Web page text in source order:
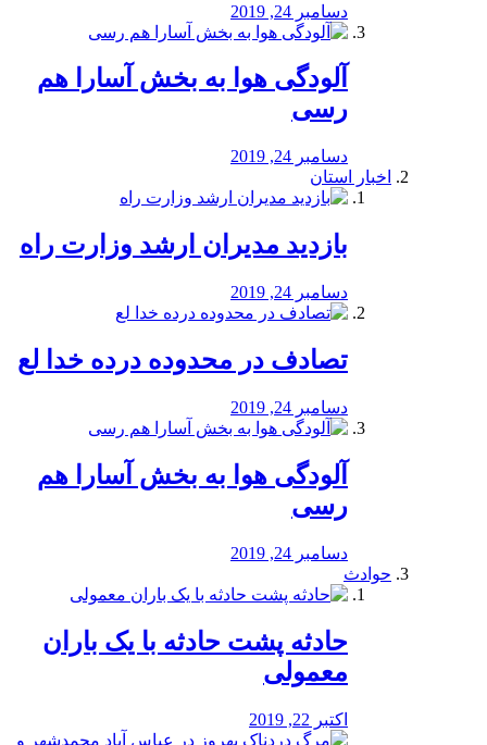
دسامبر 24, 2019
آلودگی هوا به بخش آسارا هم
رسی
دسامبر 24, 2019
اخبار استان
بازدید مدیران ارشد وزارت راه
دسامبر 24, 2019
تصادف در محدوده درده خدا لع
دسامبر 24, 2019
آلودگی هوا به بخش آسارا هم
رسی
دسامبر 24, 2019
حوادث
️حادثه پشت حادثه با یک باران
معمولی
اکتبر 22, 2019